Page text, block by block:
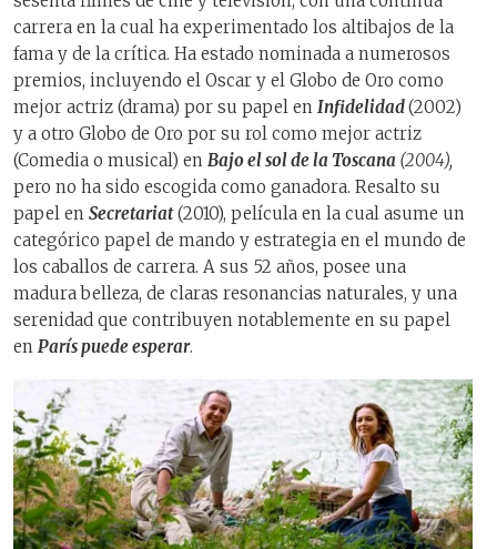
carrera en la cual ha experimentado los altibajos de la
fama y de la crítica. Ha estado nominada a numerosos
premios, incluyendo el Oscar y el Globo de Oro como
mejor actriz (drama) por su papel en Infidelidad(2002)
y a otro Globo de Oro por su rol como mejor actriz
(Comedia o musical) en Bajo el sol de la Toscana (2004),
pero no ha sido escogida como ganadora. Resalto su
papel en Secretariat(2010), película en la cual asume un
categórico papel de mando y estrategia en el mundo de
los caballos de carrera. A sus 52 años, posee una
madura belleza, de claras resonancias naturales, y una
serenidad que contribuyen notablemente en su papel
en París puede esperar.